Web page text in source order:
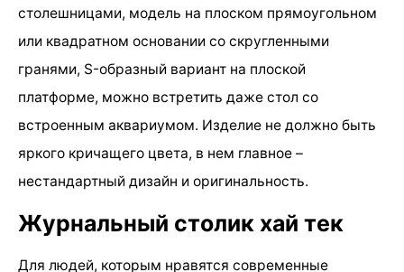
столешницами, модель на плоском прямоугольном
или квадратном основании со скругленными
гранями, S-образный вариант на плоской
платформе, можно встретить даже стол со
встроенным аквариумом. Изделие не должно быть
яркого кричащего цвета, в нем главное –
нестандартный дизайн и оригинальность.
Журнальный столик хай тек
Для людей, которым нравятся современные